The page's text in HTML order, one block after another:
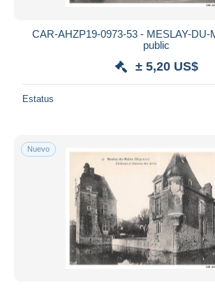
CAR-AHZP19-0973-53 - MESLAY-DU-
public
± 5,20 US$
Estatus
Nuevo